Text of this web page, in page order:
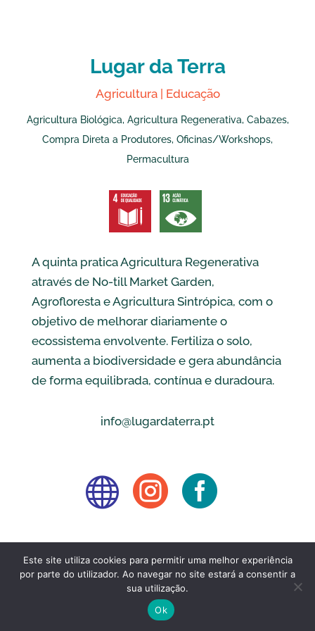
Lugar da Terra
Agricultura| Educação
Agricultura Biológica, Agricultura Regenerativa, Cabazes,
Compra Direta a Produtores, Oficinas/Workshops,
Permacultura
A quinta pratica Agricultura Regenerativa
através de No-till Market Garden,
Agrofloresta e Agricultura Sintrópica, com o
objetivo de melhorar diariamente o
ecossistema envolvente. Fertiliza o solo,
aumenta a biodiversidade e gera abundância
de forma equilibrada, contínua e duradoura.
info@lugardaterra.pt
  
Este site utiliza cookies para permitir uma melhor experiência
por parte do utilizador. Ao navegar no site estará a consentir a
sua utilização.
Ok